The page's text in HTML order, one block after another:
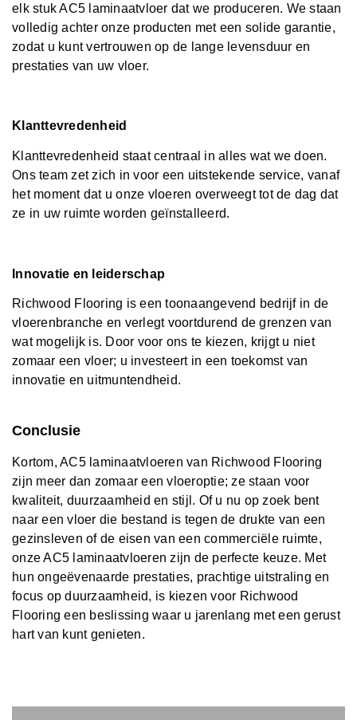
elk stuk AC5 laminaatvloer dat we produceren. We staan ​​
volledig achter onze producten met een solide garantie,
zodat u kunt vertrouwen op de lange levensduur en
prestaties van uw vloer.
Klanttevredenheid
Klanttevredenheid staat centraal in alles wat we doen.
Ons team zet zich in voor een uitstekende service, vanaf
het moment dat u onze vloeren overweegt tot de dag dat
ze in uw ruimte worden geïnstalleerd.
Innovatie en leiderschap
Richwood Flooring is een toonaangevend bedrijf in de
vloerenbranche en verlegt voortdurend de grenzen van
wat mogelijk is. Door voor ons te kiezen, krijgt u niet
zomaar een vloer; u investeert in een toekomst van
innovatie en uitmuntendheid.
Conclusie
Kortom, AC5 laminaatvloeren van Richwood Flooring
zijn meer dan zomaar een vloeroptie; ze staan ​​voor
kwaliteit, duurzaamheid en stijl. Of u nu op zoek bent
naar een vloer die bestand is tegen de drukte van een
gezinsleven of de eisen van een commerciële ruimte,
onze AC5 laminaatvloeren zijn de perfecte keuze. Met
hun ongeëvenaarde prestaties, prachtige uitstraling en
focus op duurzaamheid, is kiezen voor Richwood
Flooring een beslissing waar u jarenlang met een gerust
hart van kunt genieten.